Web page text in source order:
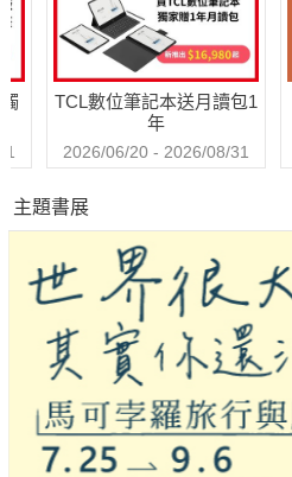
TCL數位筆記本送月讀包1
年
2026/06/20 - 2026/08/31
主題書展